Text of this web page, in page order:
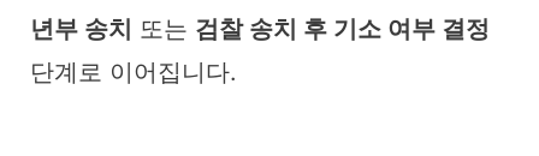
년부 송치 또는 검찰 송치 후 기소 여부 결정
단계로 이어집니다.